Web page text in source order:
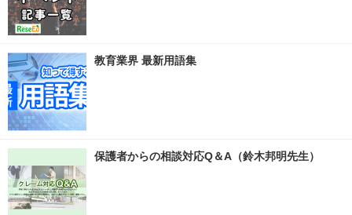
教育業界 最新用語集
保護者からの相談対応Q＆A（鈴木邦明先生）